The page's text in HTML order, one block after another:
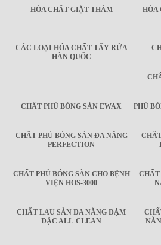
HÓA CHẤT GIẶT THẢM
HÓA
CÁC LOẠI HÓA CHẤT TẨY RỬA
HÀN QUỐC
CHẤT PHỦ BÓNG SÀN EWAX PHỦ
CHẤT PHỦ BÓNG SÀN ĐA NĂNG
PERFECTION
CHẤT PHỦ BÓNG SÀN CHO BỆNH
VIỆN HOS-3000
CHẤT
CHẤT LAU SÀN ĐA NĂNG ĐẬM
ĐẶC ALL-CLEAN